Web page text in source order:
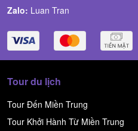
Zalo: Luan Tran
Tour du lịch
Tour Đến Miền Trung
Tour Khởi Hành Từ Miền Trung